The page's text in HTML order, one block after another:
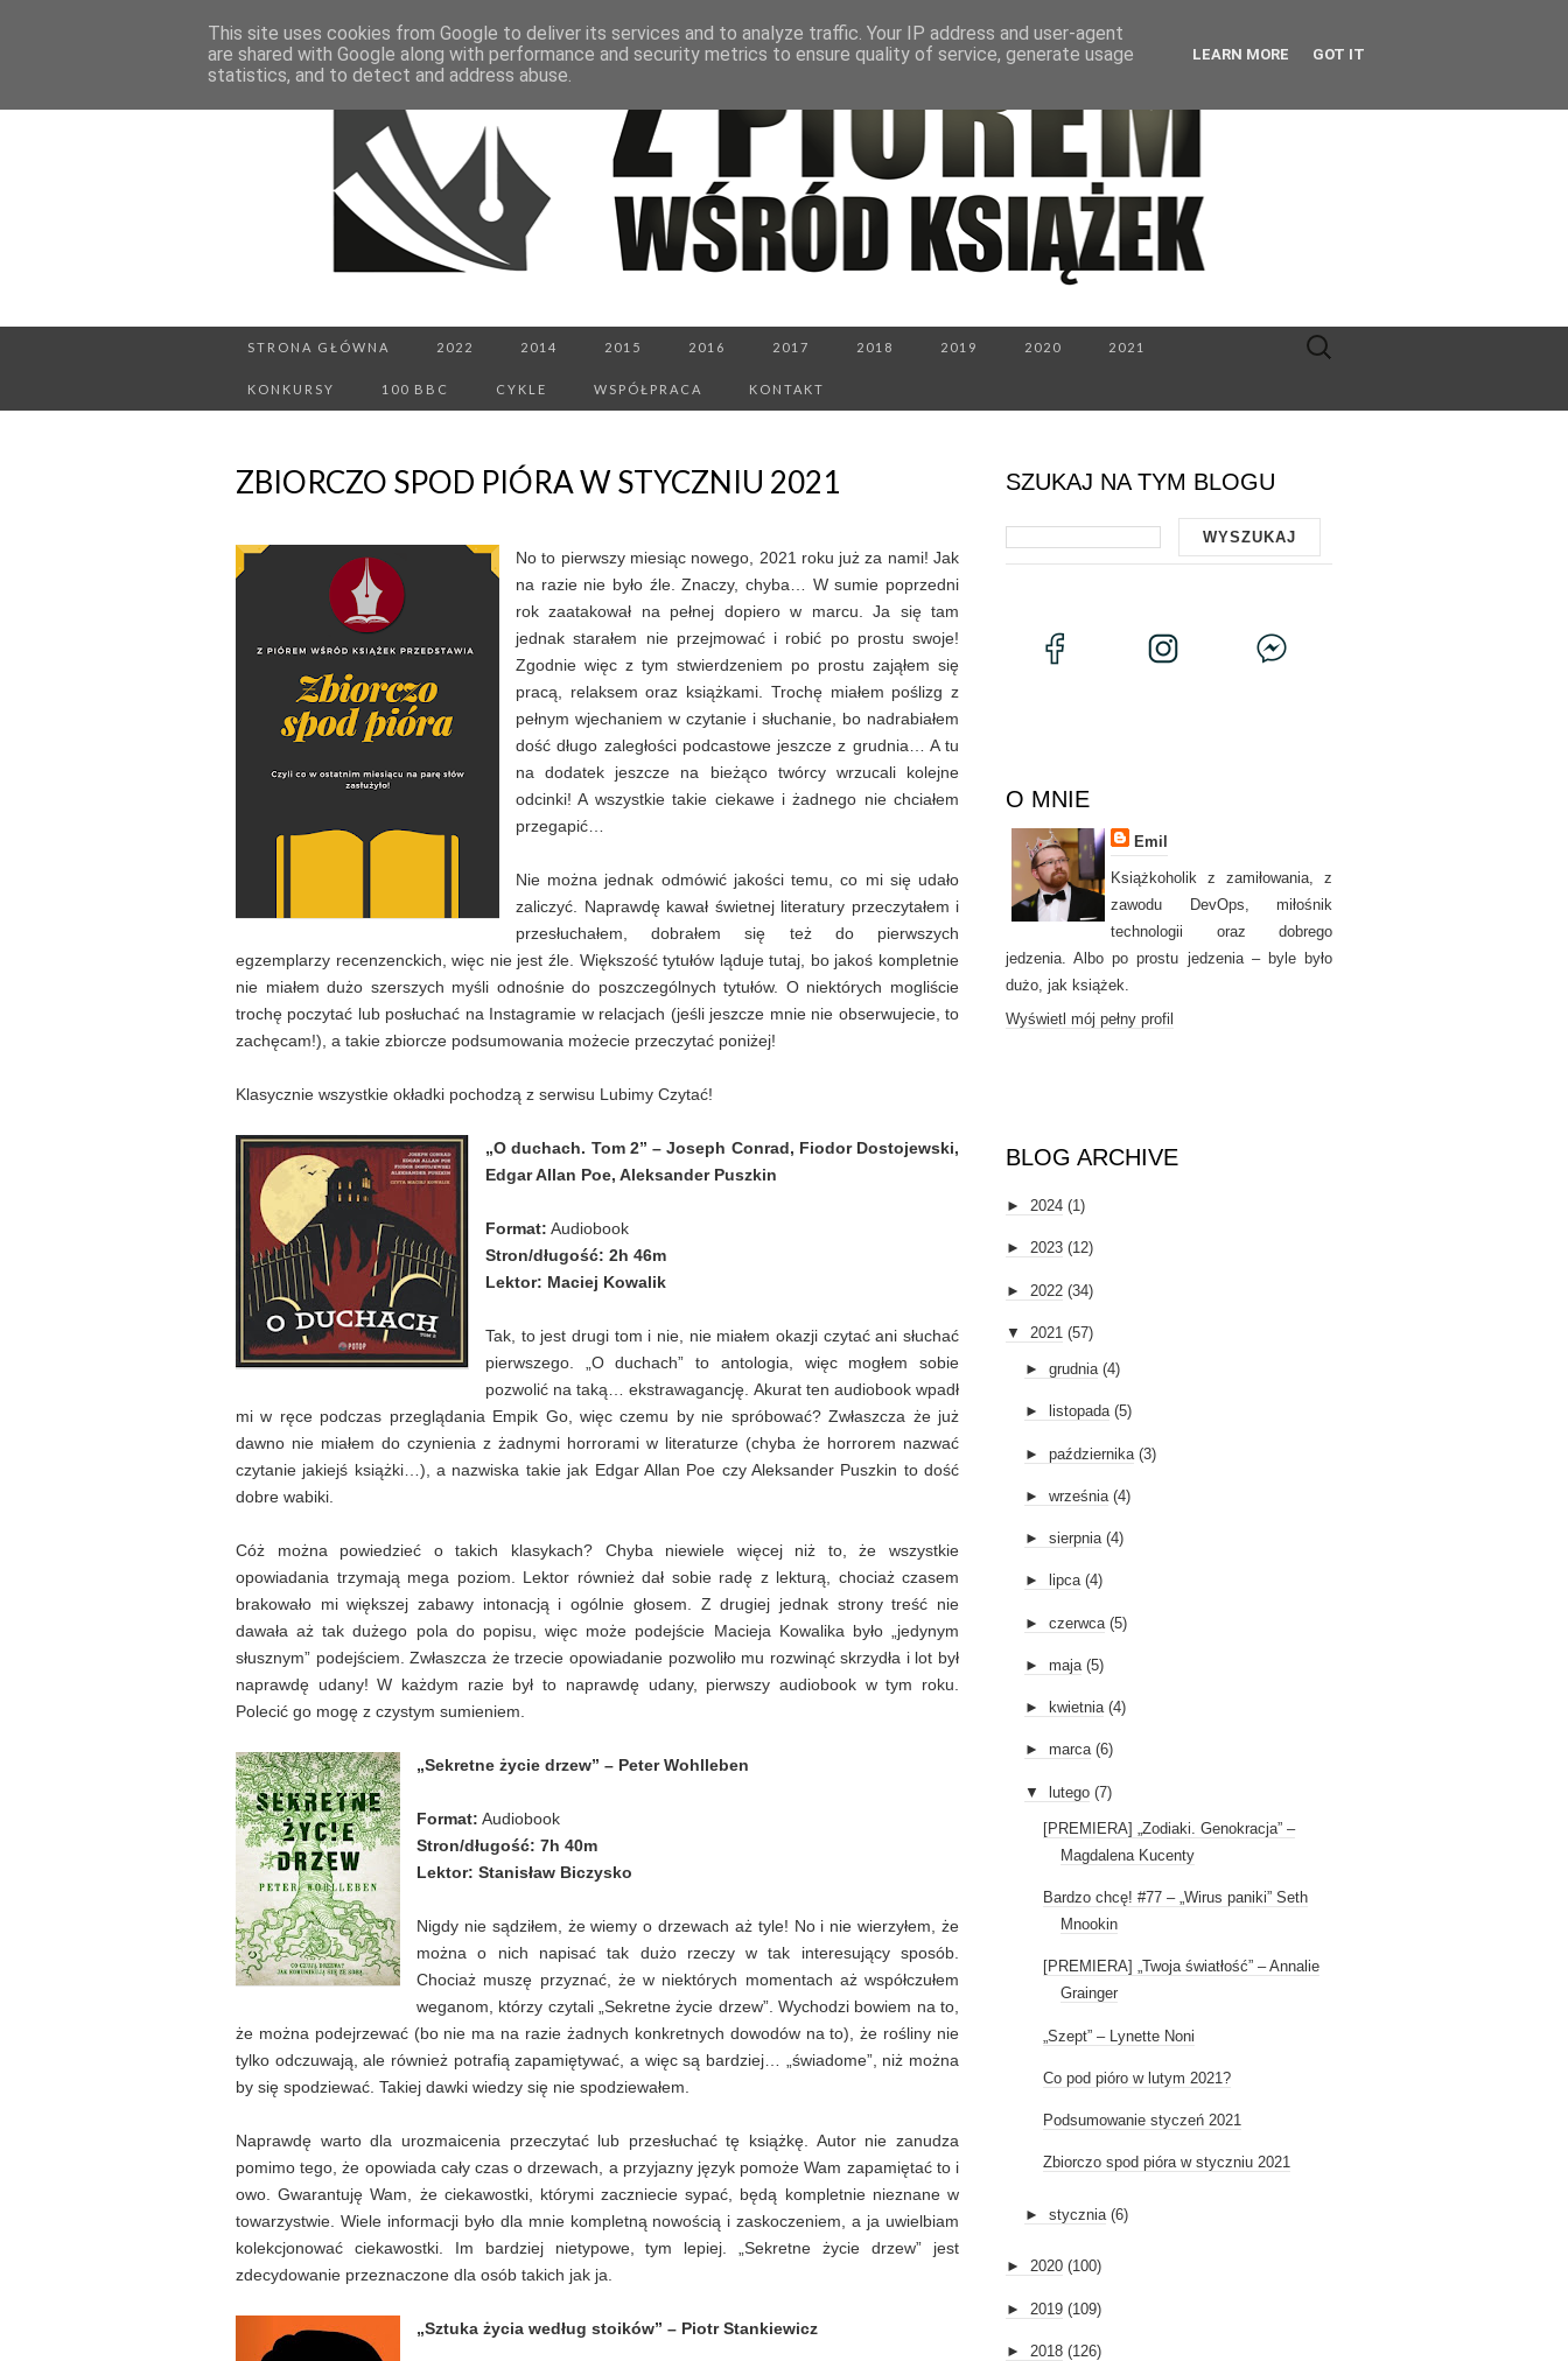
STRONA GŁÓWNA 2022 2014 2015 2016 2017 2018 2019 2020 2021
KONKURSY 100 BBC CYKLE WSPÓŁPRACA KONTAKT
Search
ZBIORCZO SPOD PIÓRA W STYCZNIU 2021
No to pierwszy miesiąc nowego, 2021 roku już za nami! Jak
na razie nie było źle. Znaczy, chyba… W sumie poprzedni
rok zaatakował na pełnej dopiero w marcu. Ja się tam
jednak starałem nie przejmować i robić po prostu swoje!
Zgodnie więc z tym stwierdzeniem po prostu zająłem się
pracą, relaksem oraz książkami. Trochę miałem poślizg z
pełnym wjechaniem w czytanie i słuchanie, bo nadrabiałem
dość długo zaległości podcastowe jeszcze z grudnia… A tu
na dodatek jeszcze na bieżąco twórcy wrzucali kolejne
odcinki! A wszystkie takie ciekawe i żadnego nie chciałem
przegapić…
Nie można jednak odmówić jakości temu, co mi się udało
zaliczyć. Naprawdę kawał świetnej literatury przeczytałem i
przesłuchałem, dobrałem się też do pierwszych
egzemplarzy recenzenckich, więc nie jest źle. Większość tytułów ląduje tutaj, bo jakoś kompletnie
nie miałem dużo szerszych myśli odnośnie do poszczególnych tytułów. O niektórych mogliście
trochę poczytać lub posłuchać na Instagramie w relacjach (jeśli jeszcze mnie nie obserwujecie, to
zachęcam!), a takie zbiorcze podsumowania możecie przeczytać poniżej!
Klasycznie wszystkie okładki pochodzą z serwisu Lubimy Czytać!
„O duchach. Tom 2” – Joseph Conrad, Fiodor Dostojewski,
Edgar Allan Poe, Aleksander Puszkin
Format: Audiobook
Stron/długość: 2h 46m
Lektor: Maciej Kowalik
Tak, to jest drugi tom i nie, nie miałem okazji czytać ani słuchać
pierwszego. „O duchach” to antologia, więc mogłem sobie
pozwolić na taką… ekstrawagancję. Akurat ten audiobook wpadł
mi w ręce podczas przeglądania Empik Go, więc czemu by nie spróbować? Zwłaszcza że już
dawno nie miałem do czynienia z żadnymi horrorami w literaturze (chyba że horrorem nazwać
czytanie jakiejś książki…), a nazwiska takie jak Edgar Allan Poe czy Aleksander Puszkin to dość
dobre wabiki.
Cóż można powiedzieć o takich klasykach? Chyba niewiele więcej niż to, że wszystkie
opowiadania trzymają mega poziom. Lektor również dał sobie radę z lekturą, chociaż czasem
brakowało mi większej zabawy intonacją i ogólnie głosem. Z drugiej jednak strony treść nie
dawała aż tak dużego pola do popisu, więc może podejście Macieja Kowalika było „jedynym
słusznym” podejściem. Zwłaszcza że trzecie opowiadanie pozwoliło mu rozwinąć skrzydła i lot był
naprawdę udany! W każdym razie był to naprawdę udany, pierwszy audiobook w tym roku.
Polecić go mogę z czystym sumieniem.
„Sekretne życie drzew” – Peter Wohlleben
Format: Audiobook
Stron/długość: 7h 40m
Lektor: Stanisław Biczysko
Nigdy nie sądziłem, że wiemy o drzewach aż tyle! No i nie wierzyłem, że
można o nich napisać tak dużo rzeczy w tak interesujący sposób.
Chociaż muszę przyznać, że w niektórych momentach aż współczułem
weganom, którzy czytali „Sekretne życie drzew”. Wychodzi bowiem na to,
że można podejrzewać (bo nie ma na razie żadnych konkretnych dowodów na to), że rośliny nie
tylko odczuwają, ale również potrafią zapamiętywać, a więc są bardziej… „świadome”, niż można
by się spodziewać. Takiej dawki wiedzy się nie spodziewałem.
Naprawdę warto dla urozmaicenia przeczytać lub przesłuchać tę książkę. Autor nie zanudza
pomimo tego, że opowiada cały czas o drzewach, a przyjazny język pomoże Wam zapamiętać to i
owo. Gwarantuję Wam, że ciekawostki, którymi zaczniecie sypać, będą kompletnie nieznane w
towarzystwie. Wiele informacji było dla mnie kompletną nowością i zaskoczeniem, a ja uwielbiam
kolekcjonować ciekawostki. Im bardziej nietypowe, tym lepiej. „Sekretne życie drzew” jest
zdecydowanie przeznaczone dla osób takich jak ja.
„Sztuka życia według stoików” – Piotr Stankiewicz
SZUKAJ NA TYM BLOGU
O MNIE
Emil
Książkoholik z zamiłowania, z
zawodu DevOps, miłośnik
technologii oraz dobrego
jedzenia. Albo po prostu jedzenia – byle było
dużo, jak książek.
Wyświetl mój pełny profil
BLOG ARCHIVE
► 2024 (1)
► 2023 (12)
► 2022 (34)
▼ 2021 (57)
► grudnia (4)
► listopada (5)
► października (3)
► września (4)
► sierpnia (4)
► lipca (4)
► czerwca (5)
► maja (5)
► kwietnia (4)
► marca (6)
▼ lutego (7)
[PREMIERA] „Zodiaki. Genokracja” –
Magdalena Kucenty
Bardzo chcę! #77 – „Wirus paniki” Seth
Mnookin
[PREMIERA] „Twoja światłość” – Annalie
Grainger
„Szept” – Lynette Noni
Co pod pióro w lutym 2021?
Podsumowanie styczeń 2021
Zbiorczo spod pióra w styczniu 2021
► stycznia (6)
► 2020 (100)
► 2019 (109)
► 2018 (126)
This site uses cookies from Google to deliver its services and to analyze traffic. Your IP address and user-agent
are shared with Google along with performance and security metrics to ensure quality of service, generate usage
statistics, and to detect and address abuse.
LEARN MORE GOT IT